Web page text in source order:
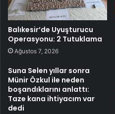
Balıkesir’de Uyuşturucu
Operasyonu: 2 Tutuklama
Ağustos 7, 2026
Suna Selen yıllar sonra
Münir Özkul ile neden
boşandıklarını anlattı:
Taze kana ihtiyacım var
dedi